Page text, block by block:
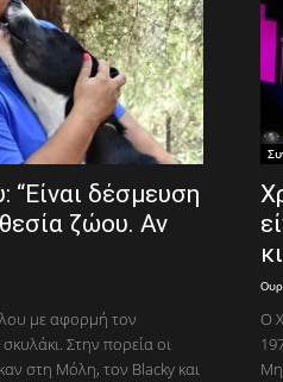
“Είναι δέσμευση
ζώου. Αν
με αφορμή τον
Στην πορεία οι
στη Μόλη, τον Βlacky και
Ο